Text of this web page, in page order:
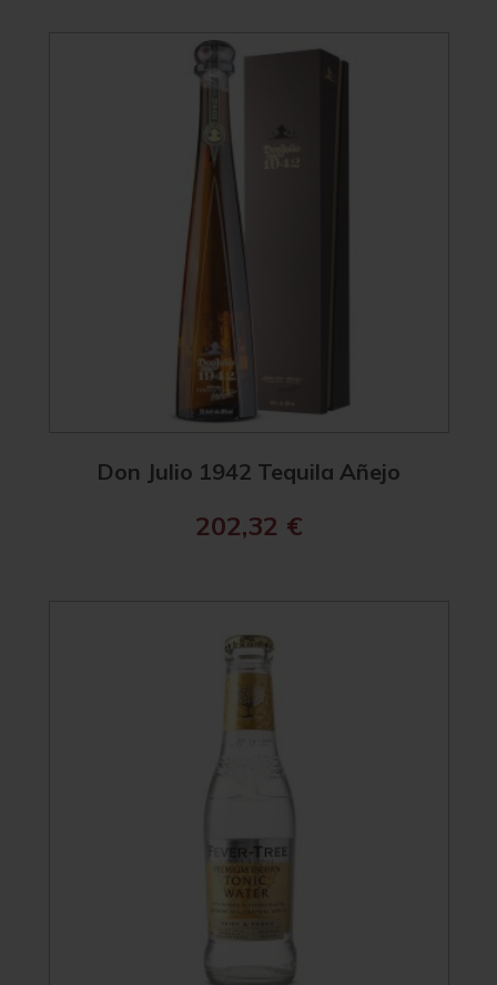
Don Julio 1942 Tequila Añejo
202,32 €